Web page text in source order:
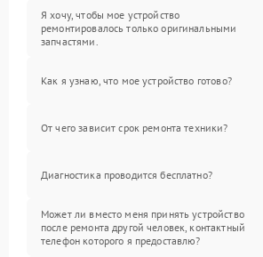
Я хочу, чтобы мое устройство
ремонтировалось только оригинальными
запчастями.
Как я узнаю, что мое устройство готово?
От чего зависит срок ремонта техники?
Диагностика проводится бесплатно?
Может ли вместо меня принять устройство
после ремонта другой человек, контактный
телефон которого я предоставлю?